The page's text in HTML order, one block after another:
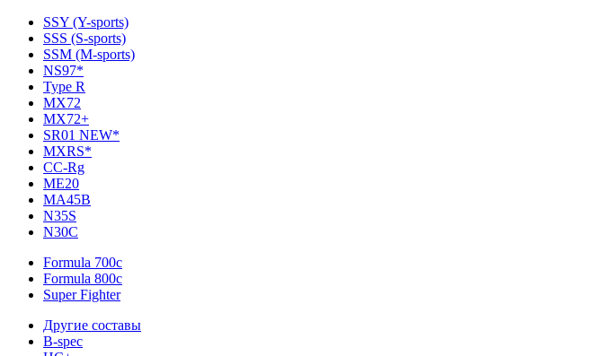
SSY (Y-sports)
SSS (S-sports)
SSM (M-sports)
NS97*
Type R
MX72
MX72+
SR01 NEW*
MXRS*
CC-Rg
ME20
MA45B
N35S
N30C
Formula 700c
Formula 800c
Super Fighter
Другие составы
B-spec